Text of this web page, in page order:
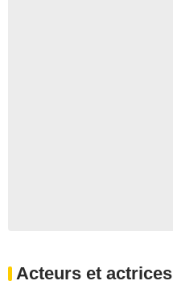
Acteurs et actrices